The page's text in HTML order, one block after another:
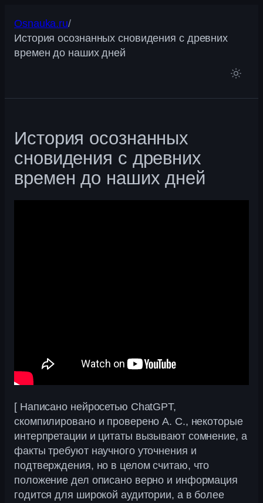
содержимому
Osnauka.ru/
История осознанных сновидения с древних
времен до наших дней
История осознанных
сновидения с древних
времен до наших дней
[ Написано нейросетью ChatGPT,
скомпилировано и проверено А. С., некоторые
интерпретации и цитаты вызывают сомнение, а
факты требуют научного уточнения и
подтверждения, но в целом считаю, что
положение дел описано верно и информация
годится для широкой аудитории, а в более